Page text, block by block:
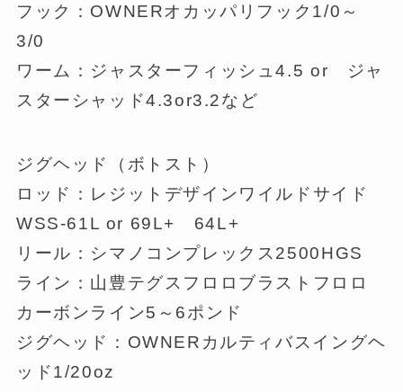
フック：OWNERオカッパリフック1/0～
3/0
ワーム：ジャスターフィッシュ4.5 or ジャ
スターシャッド4.3or3.2など
ジグヘッド（ボトスト）
ロッド：レジットデザインワイルドサイド
WSS-61L or 69L+ 64L+
リール：シマノコンプレックス2500HGS
ライン：山豊テグスフロロブラストフロロ
カーボンライン5～6ポンド
ジグヘッド：OWNERカルティバスイングヘ
ッド1/20oz